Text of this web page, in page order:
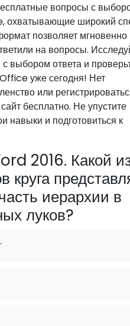
вопросы с
охватывающие широкий
позволяет мгновенно
на вопросы.
выбором ответа и
уже сегодня! Нет
или
бесплатно. Не упустите
навыки и подготовиться к
2016. Какой
иерархии в
луков?